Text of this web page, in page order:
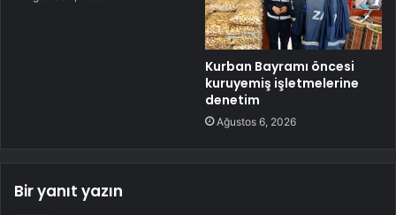
Kurban Bayramı öncesi
kuruyemiş işletmelerine
denetim
Ağustos 6, 2026
Bir yanıt yazın